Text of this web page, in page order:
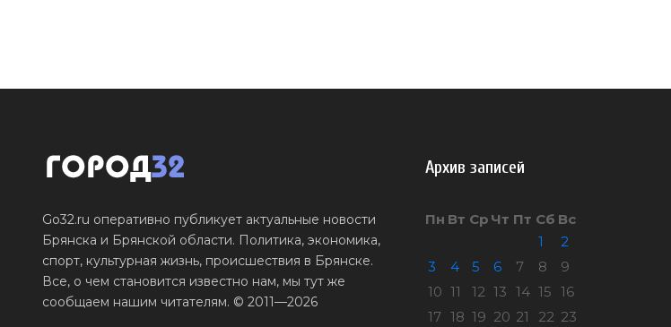
Go32.ru оперативно публикует актуальные новости
Брянска и Брянской области. Политика, экономика,
спорт, культурная жизнь, происшествия в Брянске.
Все, о чем становится известно нам, мы тут же
сообщаем нашим читателям. © 2011—2026
Архив записей
Пн Вт Ср Чт Пт Сб Вс
1
2
3
4 5 6 7 8
9
10 11 12 13 14 15 16
17 18 19 20 21 22 23